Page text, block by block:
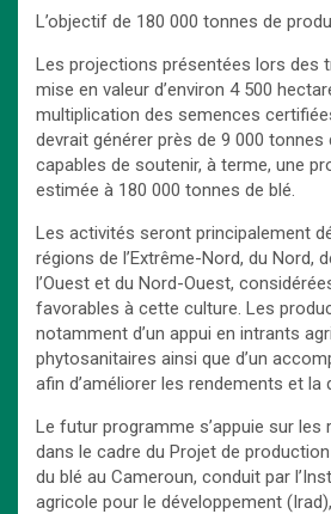
L’objectif de 180 000 tonnes de
Les projections présentées lors des
mise en valeur d’environ 4 500
multiplication des semences
devrait générer près de 9 000 tonnes
capables de soutenir, à terme, une
estimée à 180 000 tonnes de blé.
Les activités seront principalement
régions de l’Extrême-Nord, du Nord,
l’Ouest et du Nord-Ouest,
favorables à cette culture. Les
notamment d’un appui en intrants
phytosanitaires ainsi que d’un
afin d’améliorer les rendements et la
Le futur programme s’appuie sur les
dans le cadre du Projet de
du blé au Cameroun, conduit par
agricole pour le développement